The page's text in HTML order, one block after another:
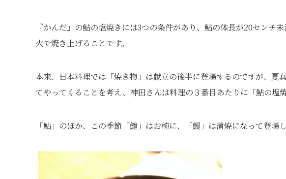
『かんだ』の鮎の塩焼きには3つの条件があり、鮎の体長が20センチ
火で焼き上げることです。
本来、日本料理では「焼き物」は献立の後半に登場するのですが、夏
てやってくることを考え、神田さんは料理の３番目あたりに「鮎の塩
「鮎」のほか、この季節「鱧」はお椀に、「鰻」は蒲焼になって登場し